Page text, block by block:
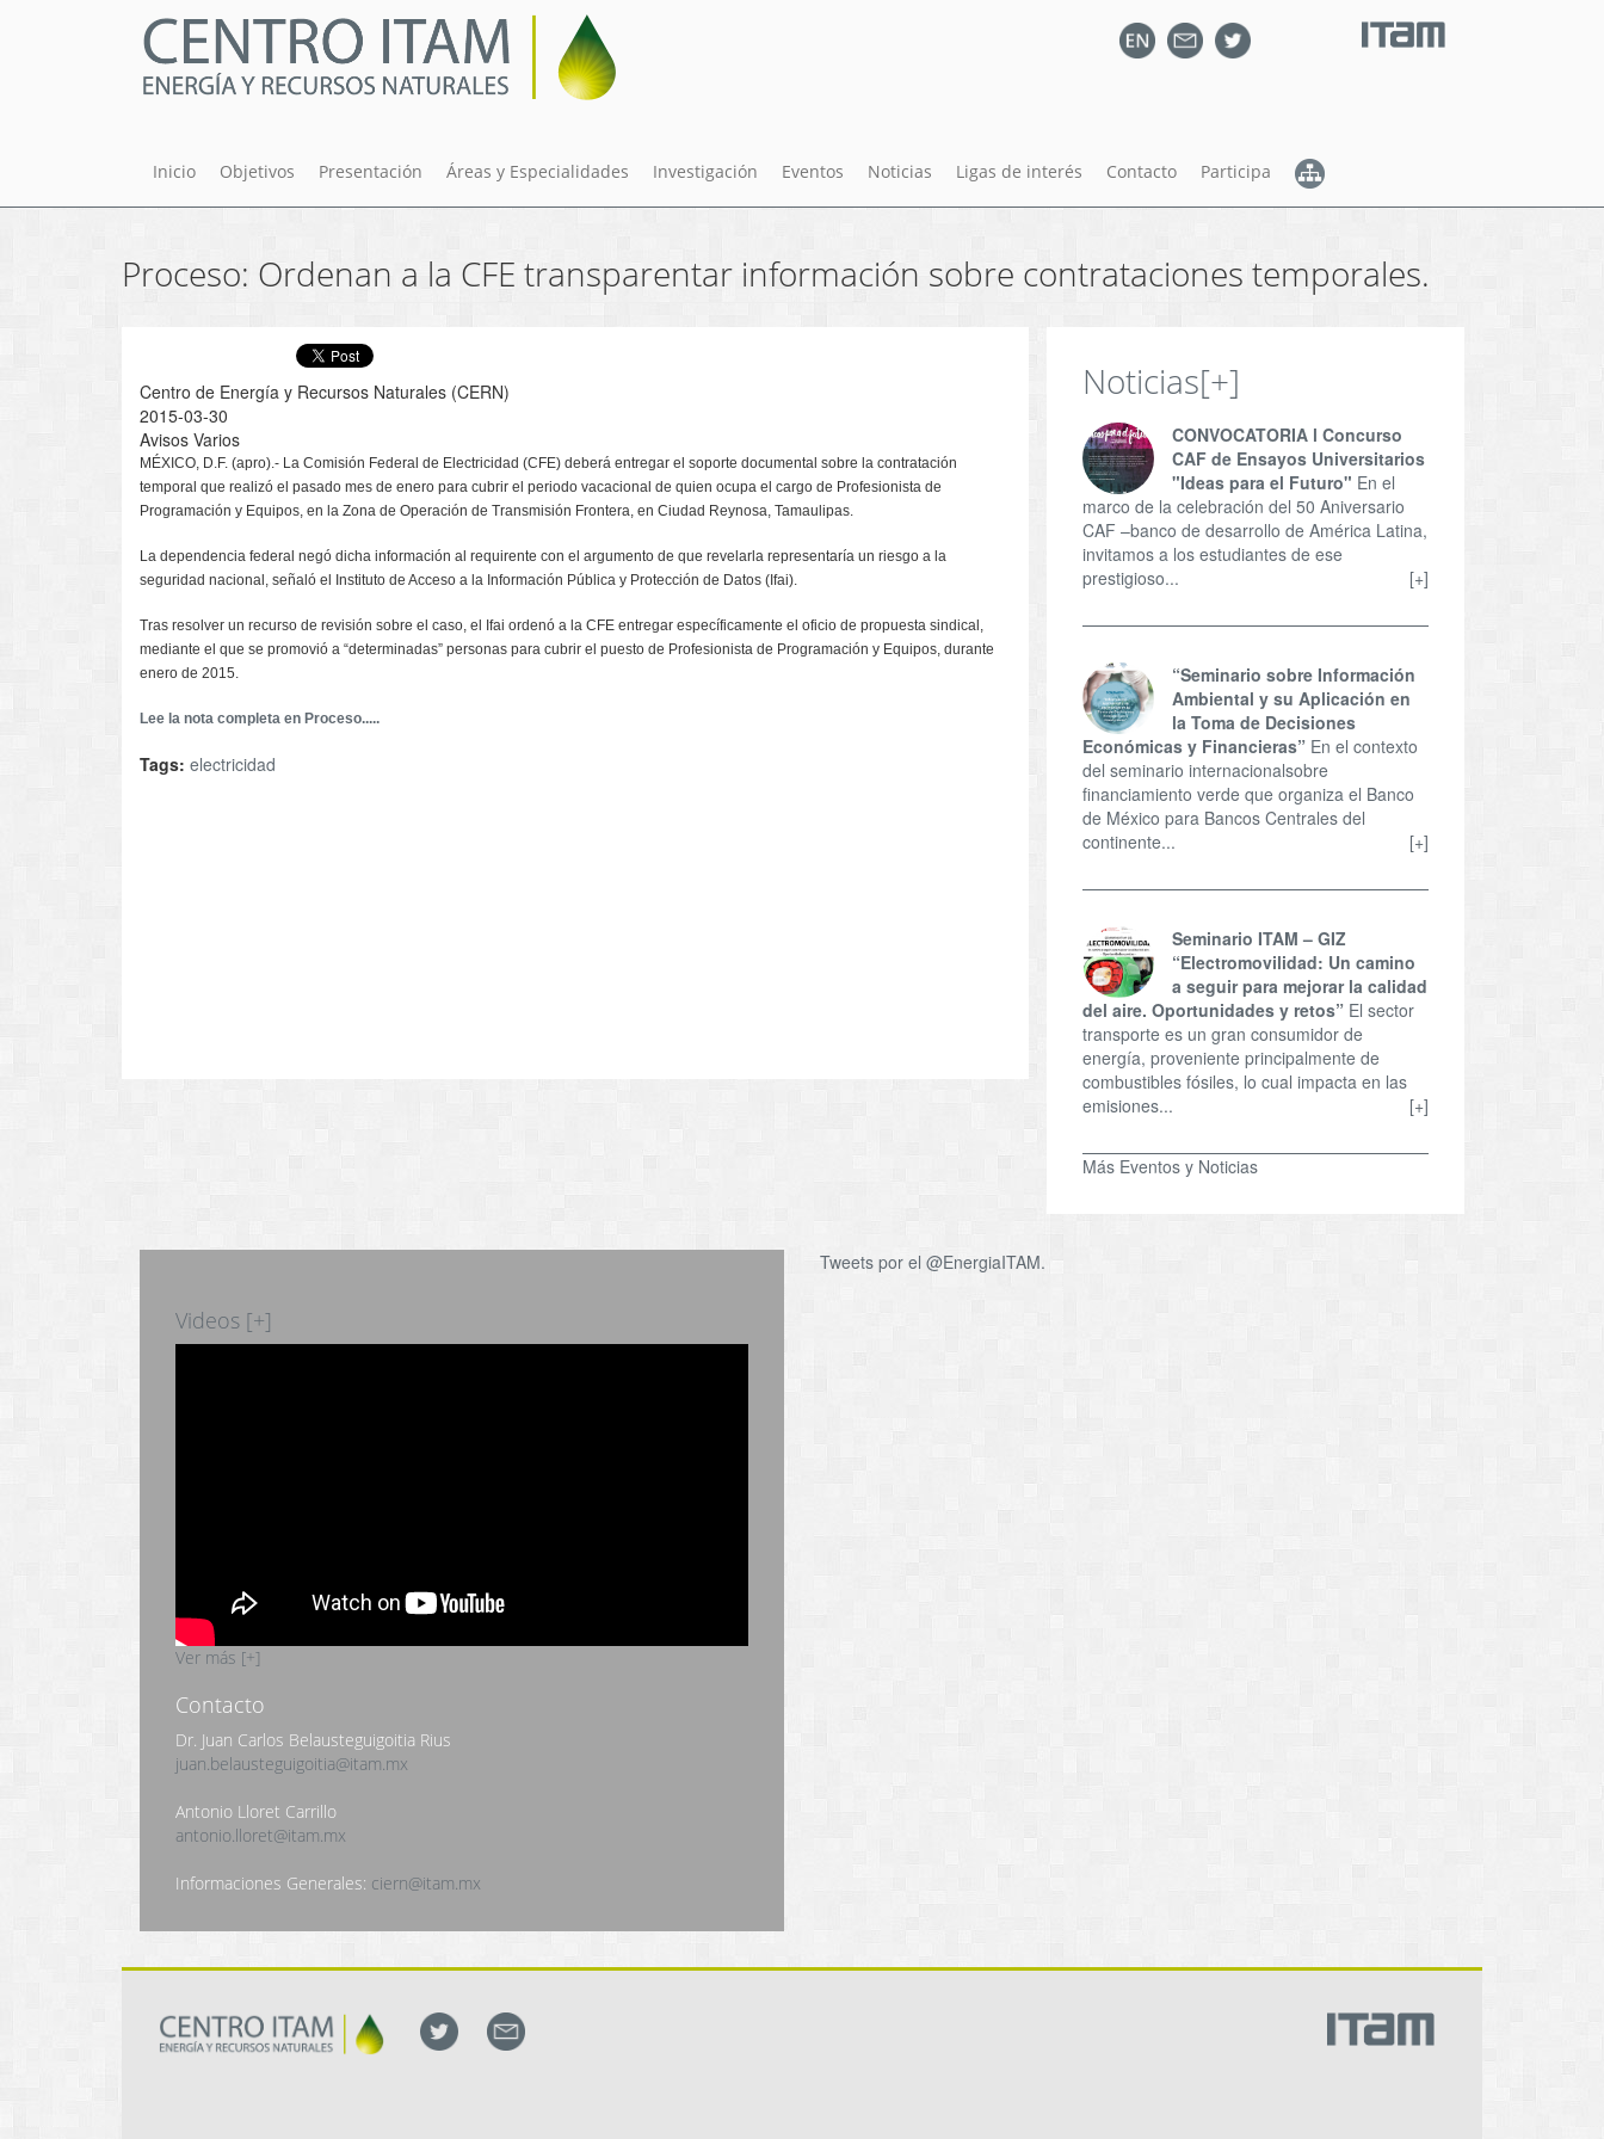
Inicio Objetivos Presentación Áreas y Especialidades Investigación Eventos Noticias Ligas de interés Contacto Participa
Proceso: Ordenan a la CFE transparentar información sobre contrataciones temporales.
Centro de Energía y Recursos Naturales (CERN)
2015-03-30
Avisos Varios
MÉXICO, D.F. (apro).- La Comisión Federal de Electricidad (CFE) deberá entregar el soporte documental sobre la contratación
temporal que realizó el pasado mes de enero para cubrir el periodo vacacional de quien ocupa el cargo de Profesionista de
Programación y Equipos, en la Zona de Operación de Transmisión Frontera, en Ciudad Reynosa, Tamaulipas.
La dependencia federal negó dicha información al requirente con el argumento de que revelarla representaría un riesgo a la
seguridad nacional, señaló el Instituto de Acceso a la Información Pública y Protección de Datos (Ifai).
Tras resolver un recurso de revisión sobre el caso, el Ifai ordenó a la CFE entregar específicamente el oficio de propuesta sindical,
mediante el que se promovió a “determinadas” personas para cubrir el puesto de Profesionista de Programación y Equipos, durante
enero de 2015.
Lee la nota completa en Proceso.....
Tags: electricidad
Noticias[+]
CONVOCATORIA l Concurso
CAF de Ensayos Universitarios
"Ideas para el Futuro" En el
marco de la celebración del 50 Aniversario
CAF –banco de desarrollo de América Latina,
invitamos a los estudiantes de ese
prestigioso...
[+]
“Seminario sobre Información
Ambiental y su Aplicación en
la Toma de Decisiones
Económicas y Financieras” En el contexto
del seminario internacionalsobre
financiamiento verde que organiza el Banco
de México para Bancos Centrales del
continente...
[+]
Seminario ITAM – GIZ
“Electromovilidad: Un camino
a seguir para mejorar la calidad
del aire. Oportunidades y retos” El sector
transporte es un gran consumidor de
energía, proveniente principalmente de
combustibles fósiles, lo cual impacta en las
emisiones...
[+]
Más Eventos y Noticias
Videos [+]
Ver más [+]
Contacto
Dr. Juan Carlos Belausteguigoitia Rius
juan.belausteguigoitia@itam.mx
Antonio Lloret Carrillo
antonio.lloret@itam.mx
Informaciones Generales: ciern@itam.mx
Tweets por el @EnergiaITAM.